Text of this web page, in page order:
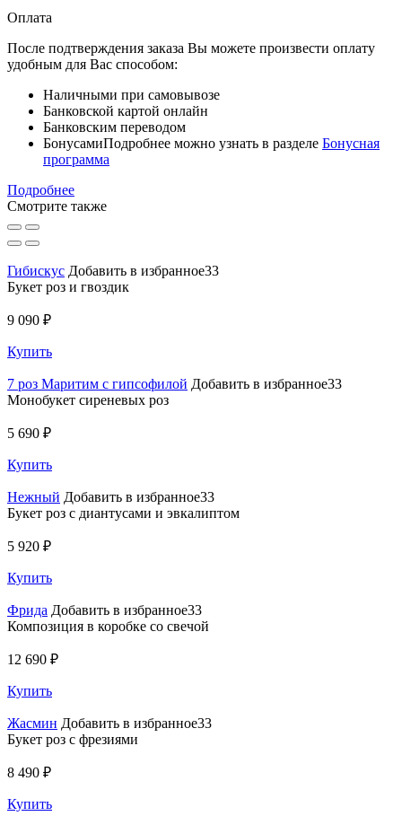
Оплата
После подтверждения заказа Вы можете произвести оплату
удобным для Вас способом:
Наличными при самовывозе
Банковской картой онлайн
Банковским переводом
БонусамиПодробнее можно узнать в разделе Бонусная
программа
Подробнее
Смотрите также
Гибискус Добавить в избранное33
Букет роз и гвоздик
9 090 ₽
Купить
7 роз Маритим с гипсофилой Добавить в избранное33
Монобукет сиреневых роз
5 690 ₽
Купить
Нежный Добавить в избранное33
Букет роз с диантусами и эвкалиптом
5 920 ₽
Купить
Фрида Добавить в избранное33
Композиция в коробке со свечой
12 690 ₽
Купить
Жасмин Добавить в избранное33
Букет роз с фрезиями
8 490 ₽
Купить